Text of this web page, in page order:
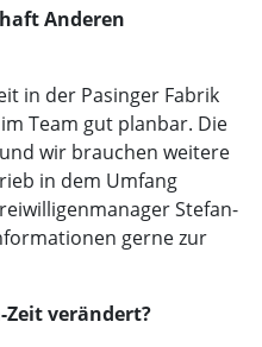
Anderen
in der Pasinger Fabrik
Team gut planbar. Die
wir brauchen weitere
in dem Umfang
Stefan-
gerne zur
Zeit verändert?